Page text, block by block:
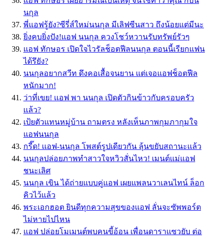
นกุล
พี่แอฟรู้ยัง?ซีรี่ส์ใหม่นนกุล มีเลิฟซีนสาว ถึงน้อยแต่มีนะ
ยิ่งคบยิ่งปัง!แอฟ นนกุล ควงโชว์หวานรับทรัพย์รัวๆ
แอฟ ทักษอร เปิดใจไวรัลช็อตฟีลนนกุล ตอนนี้เรียกแฟน
ได้รึยัง?
นนกุลอยากสวีท ดึงคอเสื้อจนยาน แต่เจอแอฟช็อตฟีล
หนักมาก!
ว่าที่เขย! เเอฟ พา นนกุล เปิดตัวกินข้าวกับครอบครัว
เเล้ว?
เป้ยตัวแทนหมู่บ้าน ถามตรง หลังเห็นภาพกุมภากุมใจ
แอฟนนกุล
กรี๊ด! เเอฟ-นนกุล โพสต์รูปเดียวกัน ลุ้นขยับสถานะเเล้ว
นนกุลปล่อยภาพทำสาวใจหวิวสั่นไหว! เมนต์แม่แอฟ
ชนะเลิศ
นนกุล เขิน ได้ถ่ายแบบคู่แอฟ เผยแพลนวาเลนไทน์ ล็อก
คิวไว้แล้ว
พระเอกฮอต ยินดีทุกความสุขของแอฟ ลั่นจะซัพพอร์ต
ไม่หายไปไหน
แอฟ ปล่อยโมเมนต์พบคนขี้อ้อน เพื่อนดาราแซวยับ ต่อ